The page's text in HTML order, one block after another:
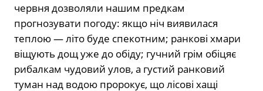
червня дозволяли нашим предкам
прогнозувати погоду: якщо ніч виявилася
теплою — літо буде спекотним; ранкові хмари
віщують дощ уже до обіду; гучний грім обіцяє
рибалкам чудовий улов, а густий ранковий
туман над водою пророкує, що лісові хащі